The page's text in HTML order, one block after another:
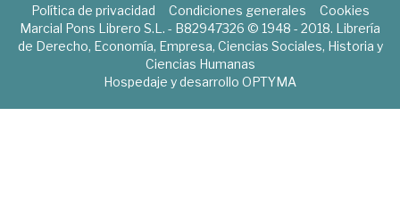
Política de privacidad Condiciones generales
Cookies
Marcial Pons Librero S.L. - B82947326 © 1948 - 2018. Librería
de Derecho, Economía, Empresa, Ciencias Sociales, Historia y
Ciencias Humanas
Hospedaje y desarrollo OPTYMA